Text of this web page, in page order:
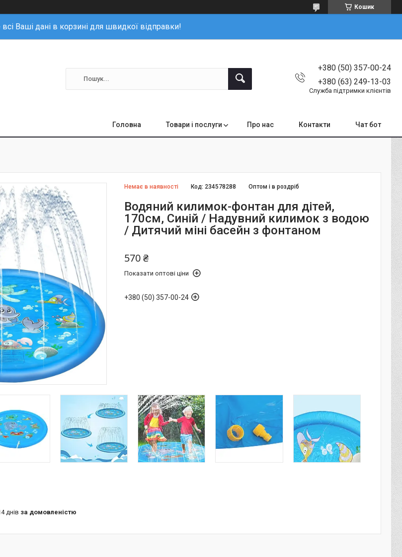
Кошик
Ваші дані в корзині для швидкої відправки!
+380 (50) 357-00-24
+380 (63) 249-13-03
Служба підтримки клієнтів
Головна Товари і послуги Про нас Контакти Чат бот
Немає в наявності Оптом і в роздріб
Код: 234578288
Водяний килимок-фонтан для дітей,
170см, Синій / Надувний килимок з водою
/ Дитячий міні басейн з фонтаном
570 ₴
Показати оптові ціни
+380 (50) 357-00-24
днів за домовленістю